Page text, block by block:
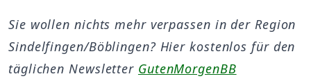
Sie wollen nichts mehr verpassen in der Region
Sindelfingen/Böblingen? Hier kostenlos für den
täglichen Newsletter GutenMorgenBB